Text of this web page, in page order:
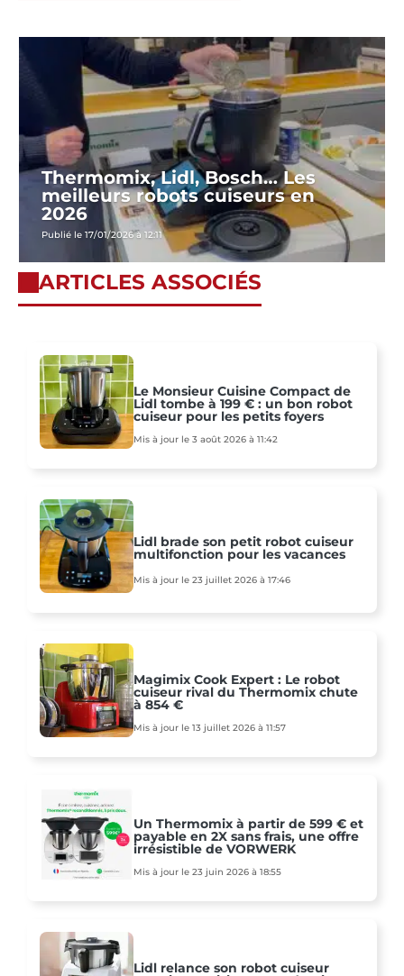
Thermomix, Lidl, Bosch… Les
meilleurs robots cuiseurs en
2026
Publié le 17/01/2026 à 12:11
ARTICLES ASSOCIÉS
Le Monsieur Cuisine Compact de
Lidl tombe à 199 € : un bon robot
cuiseur pour les petits foyers
Mis à jour le 3 août 2026 à 11:42
Lidl brade son petit robot cuiseur
multifonction pour les vacances
Mis à jour le 23 juillet 2026 à 17:46
Magimix Cook Expert : Le robot
cuiseur rival du Thermomix chute
à 854 €
Mis à jour le 13 juillet 2026 à 11:57
Un Thermomix à partir de 599 € et
payable en 2X sans frais, une offre
irrésistible de VORWERK
Mis à jour le 23 juin 2026 à 18:55
Lidl relance son robot cuiseur